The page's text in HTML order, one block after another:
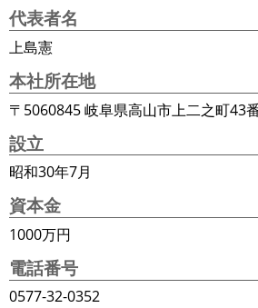
代表者名
上島憲
本社所在地
〒5060845 岐阜県高山市上二之町43
設立
昭和30年7月
資本金
1000万円
電話番号
0577-32-0352